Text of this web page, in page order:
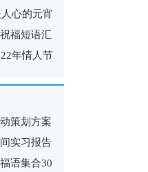
心的元宵
条
福短语汇
年情人节
策划方案
间实习报告
语集合30